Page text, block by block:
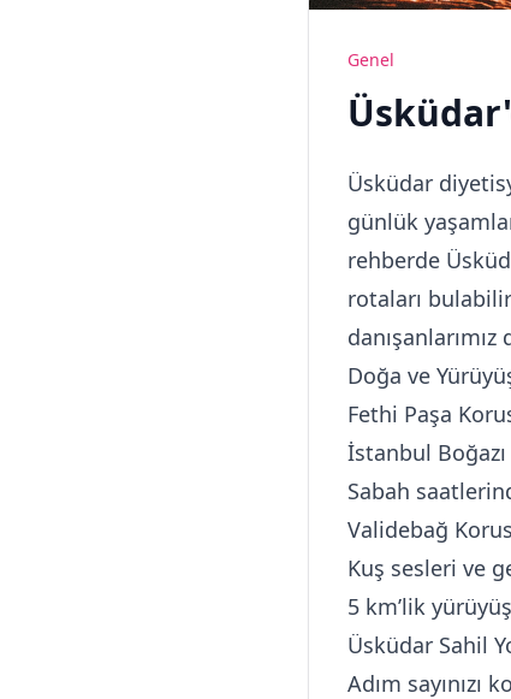
Genel
Üsküdar
günlük
rehberde
rotaları
Doğa ve
Fethi Paşa
İstanbul
Sabah
Validebağ
Kuş sesleri ve
5 km’lik
Üsküdar Sahil
Adım sayınızı